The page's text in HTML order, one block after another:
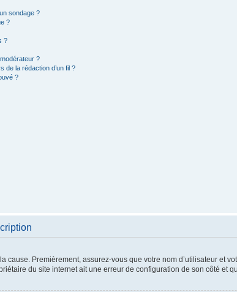
sondage ?
?
?
?
de la rédaction d’un fil ?
?
cause. Premièrement, assurez-vous que votre nom d’utilisateur et
du site internet ait une erreur de configuration de son côté et